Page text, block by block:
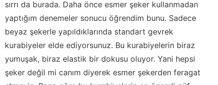
sırrı da burada. Daha önce esmer şeker kullanmadan
yaptığım denemeler sonucu öğrendim bunu. Sadece
beyaz şekerle yapıldıklarında standart gevrek
kurabiyeler elde ediyorsunuz. Bu kurabiyelerin biraz
yumuşak, biraz elastik bir dokusu oluyor. Yani hepsi
şeker değil mi canım diyerek esmer şekerden feragat